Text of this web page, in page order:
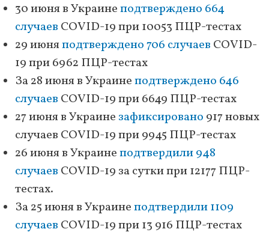
30 июня в Украинеподтверждено 664
случаев COVID-19 при 10053 ПЦР-тестах
29 июняподтверждено 706 случаев COVID-
19 при 6962 ПЦР-тестах
За 28 июня в Украинеподтверждено 646
случаев COVID-19 при 6649 ПЦР-тестах
27 июня в Украине зафиксировано 917 новых
случаев COVID-19 при 9945 ПЦР-тестах
26 июня в Украинеподтвердили 948
случаев COVID-19 за сутки при 12177 ПЦР-
тестах.
За 25 июня в Украинеподтвердили 1109
случаев COVID-19 при 13 916 ПЦР-тестах